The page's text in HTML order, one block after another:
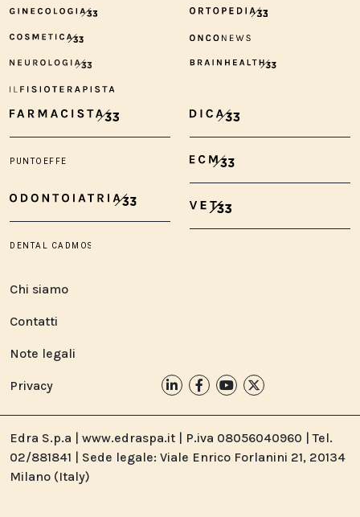
Chi siamo
Contatti
Note legali
Privacy
Edra S.p.a | www.edraspa.it | P.iva 08056040960 | Tel.
02/881841 | Sede legale: Viale Enrico Forlanini 21, 20134
Milano (Italy)